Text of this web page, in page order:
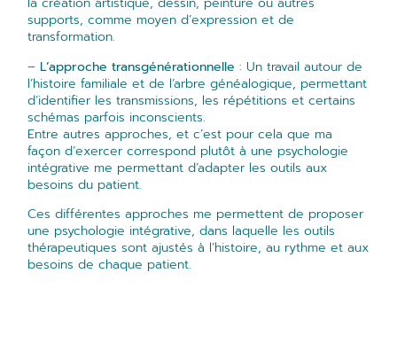
supports, comme moyen d’expression et de
transformation.
– L’approche transgénérationnelle : Un travail autour de
l’histoire familiale et de l’arbre généalogique, permettant
d’identifier les transmissions, les répétitions et certains
schémas parfois inconscients.
Entre autres approches, et c’est pour cela que ma
façon d’exercer correspond plutôt à une psychologie
intégrative me permettant d’adapter les outils aux
besoins du patient.
Ces différentes approches me permettent de proposer
une psychologie intégrative, dans laquelle les outils
thérapeutiques sont ajustés à l’histoire, au rythme et aux
besoins de chaque patient.